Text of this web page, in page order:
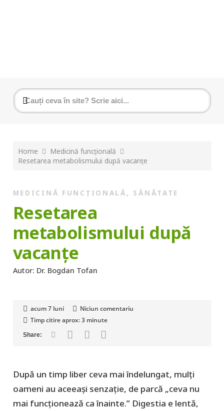
Home
Medicină funcțională
Resetarea metabolismului după vacanțe
MEDICINĂ FUNCȚIONALĂ , SĂNĂTATE
Resetarea
metabolismului după
vacanțe
Autor: Dr. Bogdan Tofan
acum 7 luni
Niciun comentariu
Timp citire aprox: 3 minute
După un timp liber ceva mai îndelungat, mulți
oameni au aceeași senzație, de parcă „ceva nu
mai funcționează ca înainte.” Digestia e lentă,